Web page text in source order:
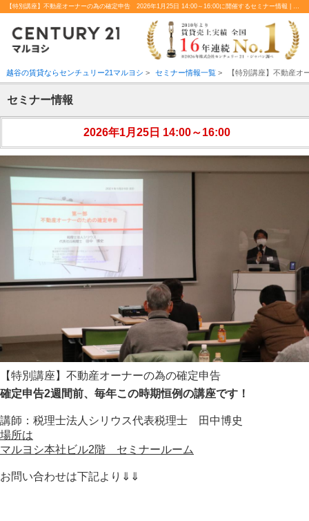
【特別講座】不動産オーナーの為の確定申告 2026年1月25日 14:00～16:00に開催するセミナー情報 | 越谷、北越谷の不動産のことならセンチュリー21マルヨシ
越谷の賃貸ならセンチュリー21マルヨシ > セミナー情報一覧> 【特別講座】不動産オ
セミナー情報
2026年1月25日 14:00～16:00
【特別講座】不動産オーナーの為の確定申告
確定申告2週間前、毎年この時期恒例の講座です！
講師： 税理士法人シリウス代表税理士 田中博史
場所は
マルヨシ本社ビル2階 セミナールーム
お問い合わせは下記より⇓⇓